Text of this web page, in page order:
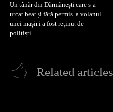
Un tânăr din Dărmănești care s-a
urcat beat și fără permis la volanul
unei mașini a fost reținut de
polițiști
Related articles